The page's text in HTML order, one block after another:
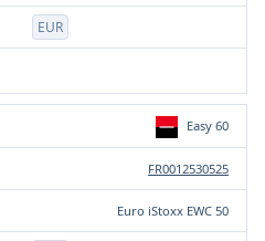
EUR
Easy 60
FR0012530525
Euro iStoxx EWC 50